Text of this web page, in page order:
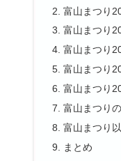
富山まつり
富山まつり
富山まつり
富山まつり
富山まつり
富山まつり
富山まつり
まとめ